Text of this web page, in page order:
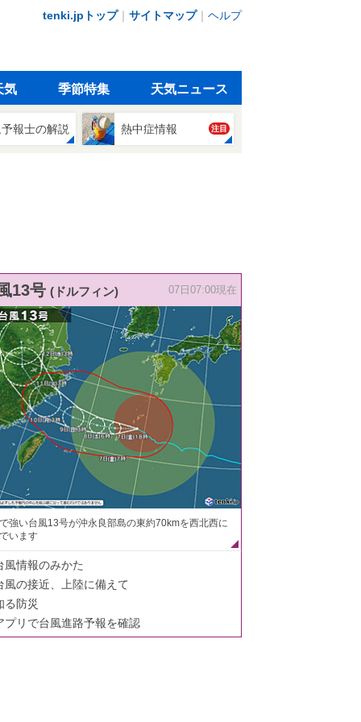
tenki.jpトップ｜ サイトマップ｜ ヘルプ
気 季節特集 天気ニュース
報士の解説 熱中症情報 注目
13号 (ドルフィン) 07日07:00現在
強い台風13号が沖永良部島の東約70kmを西北西に
います
風情報のみかた
風の接近、上陸に備えて
る防災
プリで台風進路予報を確認